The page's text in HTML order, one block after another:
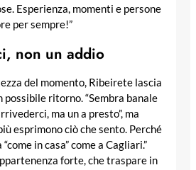
Esperienza, momenti e persone
per sempre!”
non un addio
del momento, Ribeirete lascia
possibile ritorno. “Sembra banale
ma un a presto”, ma
esprimono ciò che sento. Perché
in casa” come a Cagliari.”
forte, che traspare in